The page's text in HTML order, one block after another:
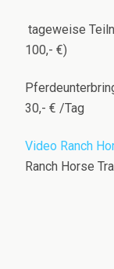
tageweise
100,- €)
30,- € /Tag
Video Ranch
Ranch Horse